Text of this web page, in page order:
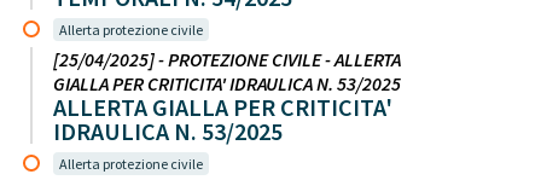
Allerta protezione civile
[25/04/2025] - PROTEZIONE CIVILE - ALLERTA
GIALLA PER CRITICITA' IDRAULICA N. 53/2025
ALLERTA GIALLA PER CRITICITA'
IDRAULICA N. 53/2025
Allerta protezione civile